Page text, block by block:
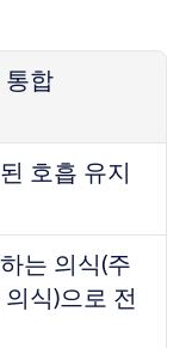
통합
호흡 유지
는 의식(주
식)으로 전